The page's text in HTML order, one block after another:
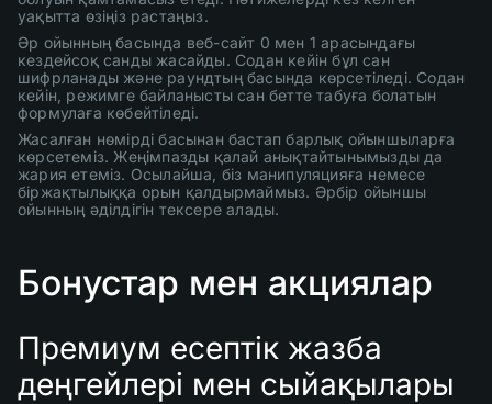
уақытта өзіңіз растаңыз.
Әр ойынның басында веб-сайт 0 мен 1 арасындағы
кездейсоқ санды жасайды. Содан кейін бұл сан
шифрланады және раундтың басында көрсетіледі. Содан
кейін, режимге байланысты сан бетте табуға болатын
формулаға көбейтіледі.
Жасалған нөмірді басынан бастап барлық ойыншыларға
көрсетеміз. Жеңімпазды қалай анықтайтынымызды да
жария етеміз. Осылайша, біз манипуляцияға немесе
біржақтылыққа орын қалдырмаймыз. Әрбір ойыншы
ойынның әділдігін тексере алады.
Бонустар мен акциялар
Премиум есептік жазба
деңгейлері мен сыйақылары